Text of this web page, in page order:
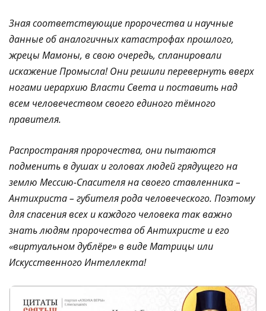
Зная соответствующие пророчества и научные
данные об аналогичных катастрофах прошлого,
жрецы Мамоны, в свою очередь, спланировали
искажение Промысла! Они решили перевернуть вверх
ногами иерархию Власти Света и поставить над
всем человечеством своего единого тёмного
правителя.
Распространяя пророчества, они пытаются
подменить в душах и головах людей грядущего на
землю Мессию-Спасителя на своего ставленника –
Антихриста – губителя рода человеческого. Поэтому
для спасения всех и каждого человека так важно
знать людям пророчества об Антихристе и его
«виртуальном дублёре» в виде Матрицы или
Искусственного Интеллекта!